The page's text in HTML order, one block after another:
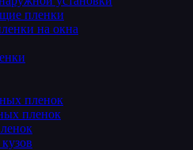
пленки
на окна
пленок
пленок